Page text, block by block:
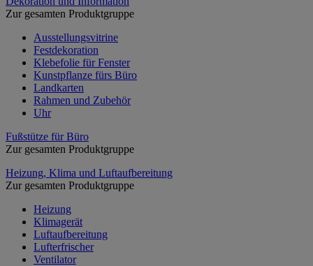
Zur gesamten Produktgruppe
Ausstellungsvitrine
Festdekoration
Klebefolie für Fenster
Kunstpflanze fürs Büro
Landkarten
Rahmen und Zubehör
Uhr
Fußstütze für Büro
Zur gesamten Produktgruppe
Heizung, Klima und Luftaufbereitung
Zur gesamten Produktgruppe
Heizung
Klimagerät
Luftaufbereitung
Lufterfrischer
Ventilator